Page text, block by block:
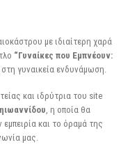
με ιδιαίτερη χαρά
“Γυναίκες που Εμπνέουν:
γυναικεία ενδυνάμωση.
και ιδρύτρια του site
, η οποία θα
και το όραμά της
μας.